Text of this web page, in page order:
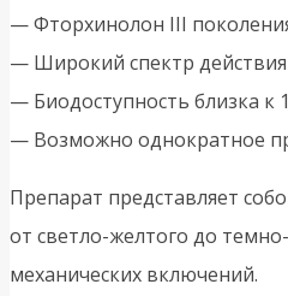
— Фторхинолон III
— Широкий спектр действия
— Биодоступность близка к
— Возможно однократное
Препарат представляет
от светло-желтого до
механических включений.